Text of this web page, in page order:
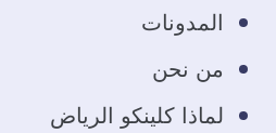
المدونات
من نحن
لماذا كلينكو الرياض